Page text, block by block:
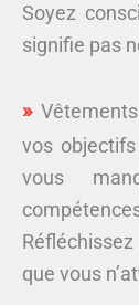
Soyez
signifie pas
vos
vous
que vous